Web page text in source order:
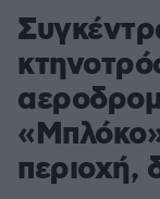
περιοχή,